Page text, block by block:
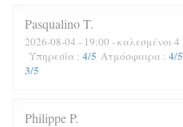
PasqualinoT
2026-08-04 - 19:00 - καλεσμένοι 4
Υπηρεσία : 4/5 Ατμόσφαιρα : 4/5
3/5
PhilippeP